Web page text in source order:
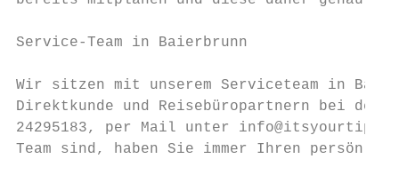
Service-Team in Baierbrunn
Wir sitzen mit unserem Serviceteam in
Direktkunde und Reisebüropartnern bei der
24295183, per Mail unter
Team sind, haben Sie immer Ihren